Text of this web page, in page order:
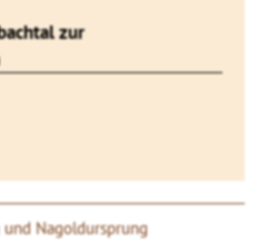
zur
Nagoldursprung